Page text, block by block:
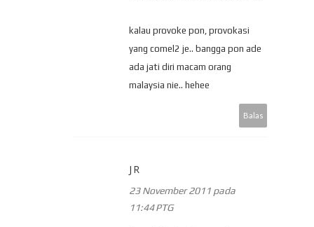
kalau provoke pon, provokasi
yang comel2 je.. bangga pon ade
ada jati diri macam orang
malaysia nie.. hehee
Balas
JR
23 November 2011 pada
11:44 PTG